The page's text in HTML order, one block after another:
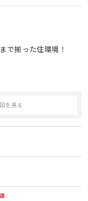
で揃った住環境！
を見る